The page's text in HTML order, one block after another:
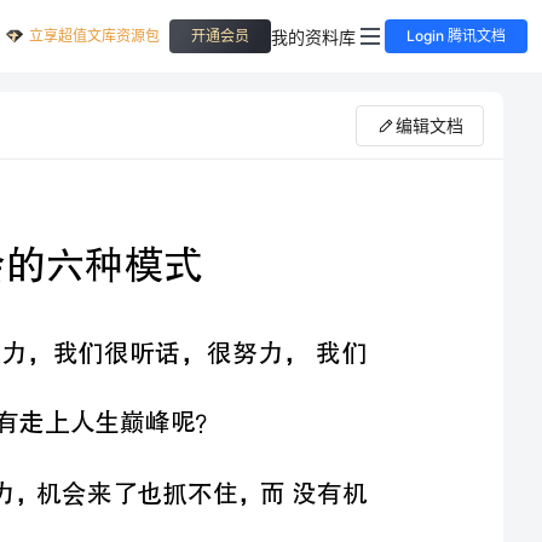
立享超值文库资源包 开通会员 我的资料库 Login 腾讯文档
编辑文档